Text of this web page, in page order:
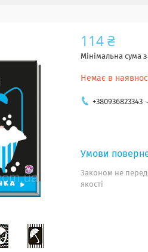
114 ₴
Мінімальна сума
Немає в
+380936823343
Законом не
якості